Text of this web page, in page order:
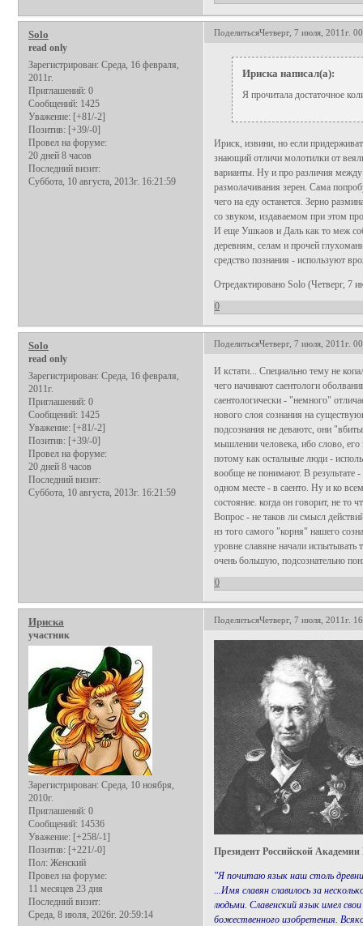
ПоделитьсяЧетверг, 7 июля, 2011г.
Solo
read only
Зарегистрирован: Среда, 16 февраля,
2011г.
Приглашений: 0
Сообщений: 1425
Уважение: [+81/-2]
Позитив: [+39/-0]
Провел на форуме:
20 дней 8 часов
Последний визит:
Суббота, 10 августа, 2013г. 16:21:59
Ириска написал(а):
Я прочитала достаточное
Ириск, извини, но если
знающий отличи молотилки от
варианты. Ну и про различия
размолачивания зерен. Сама
чего на еду останется. Зерно
со звуком, издаваемом при этом
И еще Ушкаов и Даль как то меж
деревням, селам и прочей
средство познания - используют
Отредактировано Solo (Четверг, 7
0
ПоделитьсяЧетверг, 7 июля, 2011г.
Solo
read only
Зарегистрирован: Среда, 16 февраля,
2011г.
Приглашений: 0
Сообщений: 1425
Уважение: [+81/-2]
Позитив: [+39/-0]
Провел на форуме:
20 дней 8 часов
Последний визит:
Суббота, 10 августа, 2013г. 16:21:59
И кстати... Специально тему не
чего начинают саентологи
саентологически - "немного"
нового слоя сознания на
подсознания не деваютс, они
мышлении человека, ибо слово, его
потому как остальные люди -
вообще не понимают. В результате
одном месте - в саенто. Ну и ко
состояние. когда он говорит, не то
Вопрос - не таков ли смысл
из того самого "корня" нашего
уровне славяне начали
очень большую, подсознательно
0
ПоделитьсяЧетверг, 7 июля, 2011г.
Ириска
участник
Зарегистрирован: Среда, 10 ноября,
2010г.
Приглашений: 0
Сообщений: 14536
Уважение: [+258/-1]
Позитив: [+221/-0]
Пол: Женский
Провел на форуме:
11 месяцев 23 дня
Последний визит:
Среда, 8 июля, 2026г. 20:59:14
Президент Российской
"Я почитаю язык наш столь
...Имя славян славилось за
людьми. Славенский язык имел
божественного изобретения.